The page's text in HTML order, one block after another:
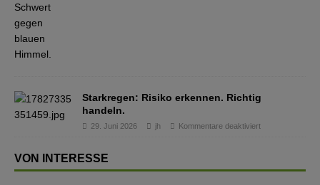
Starkregen: Risiko erkennen. Richtig
handeln.
29. Juni 2026 jh Kommentare deaktiviert
VON INTERESSE